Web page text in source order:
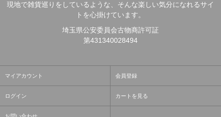
現地で雑貨巡りをしているような、そんな楽しい気分になれるサイ
トを心掛けています。
埼玉県公安委員会古物商許可証
第431340028494
マイアカウント 会員登録
ログイン カートを見る